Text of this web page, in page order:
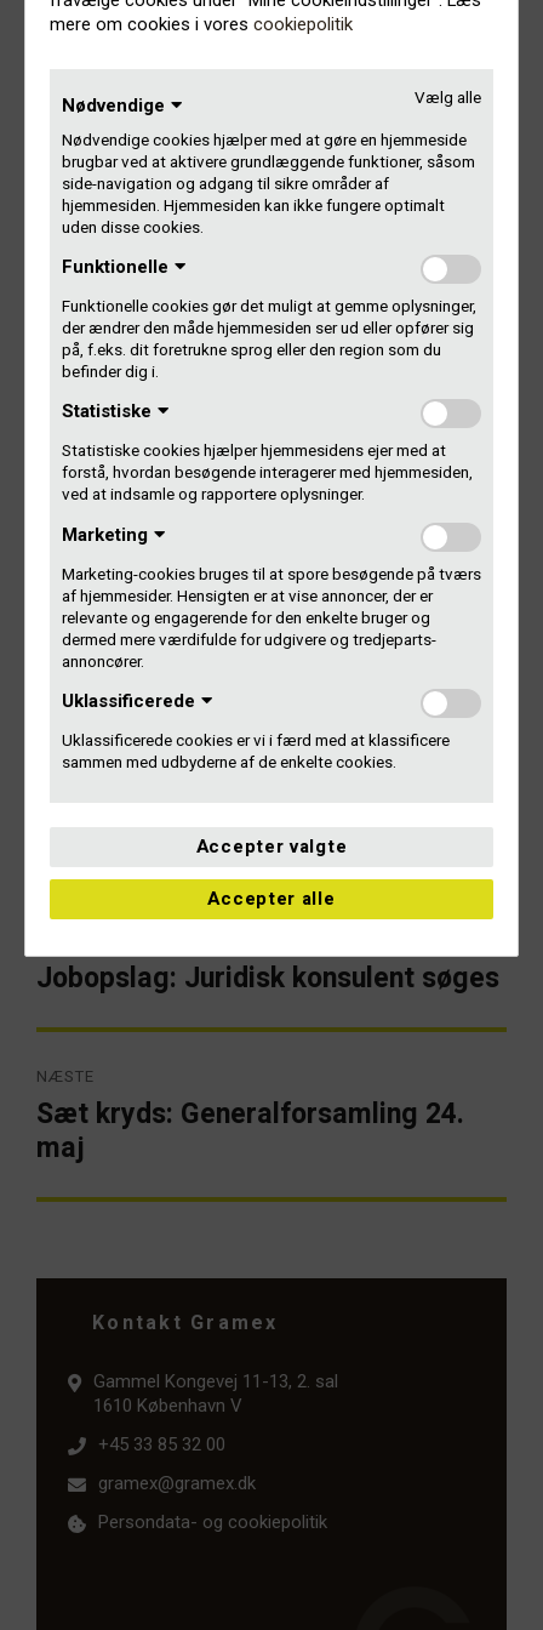
mere om cookies i vores cookiepolitik
Vælg alle
Nødvendige
Nødvendige cookies hjælper med at gøre en hjemmeside
brugbar ved at aktivere grundlæggende funktioner, såsom
side-navigation og adgang til sikre områder af
hjemmesiden. Hjemmesiden kan ikke fungere optimalt
uden disse cookies.
Funktionelle
Funktionelle cookies gør det muligt at gemme oplysninger,
der ændrer den måde hjemmesiden ser ud eller opfører sig
på, f.eks. dit foretrukne sprog eller den region som du
befinder dig i.
Statistiske
Statistiske cookies hjælper hjemmesidens ejer med at
forstå, hvordan besøgende interagerer med hjemmesiden,
ved at indsamle og rapportere oplysninger.
Marketing
Marketing-cookies bruges til at spore besøgende på tværs
af hjemmesider. Hensigten er at vise annoncer, der er
relevante og engagerende for den enkelte bruger og
dermed mere værdifulde for udgivere og tredjeparts-
annoncører.
Uklassificerede
Uklassificerede cookies er vi i færd med at klassificere
sammen med udbyderne af de enkelte cookies.
Accepter valgte
Accepter alle
Pengene går ind på din konto hurtigst muligt. Har du en
Tjek Mit Gramex
Hvornår kommer pengene for 2021?
Du får betaling for dine afspilninger i 2021 til sommer
Vi skal først have indlæst årets rapportering fra alle
kunderne, registreret alle studielisterne med afspilninger og
generalforsamling i slutningen af maj.
Så du må være tålmodig lidt endnu. Endnu en god grund til
at glæde sig til sommer …
Spørgsmål?
Du er altid velkommen til at skrive eller ringe til os, hvis du
osv.
Kontakt Gramex
Indlægsnavigation
Forrige
artikel:
Jobopslag: Juridisk konsulent søges
NÆSTE
Næste
artikel:
Sæt kryds: Generalforsamling 24.
maj
Kontakt Gramex
Gammel Kongevej 11-13, 2. sal
1610 København V
+45 33 85 32 00
gramex@gramex.dk
Persondata- og cookiepolitik